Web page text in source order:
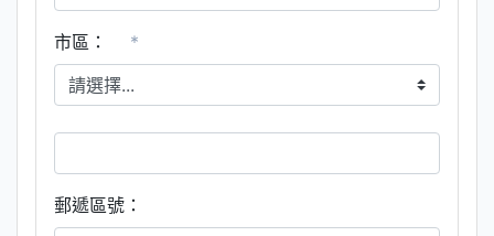
市區： *
郵遞區號：